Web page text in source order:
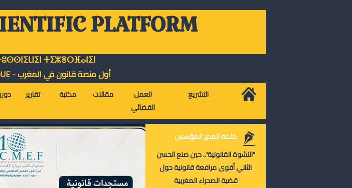
PLATFORM
ⵜⵉⵣⴻⵔⴼⴰⵏⵉⵏ
أول منصة قانون في المغرب - SiTE DE VEiLLE JURiDiQUE
تقارير مكتبة مقالات
العمل
القضائي
التشريع
كلمة المدير المؤسس
"النشوة القانونية".. حين صنع الحسن
الثاني أقوى مرافعة قانونية حول
قضية الصحراء المغربية